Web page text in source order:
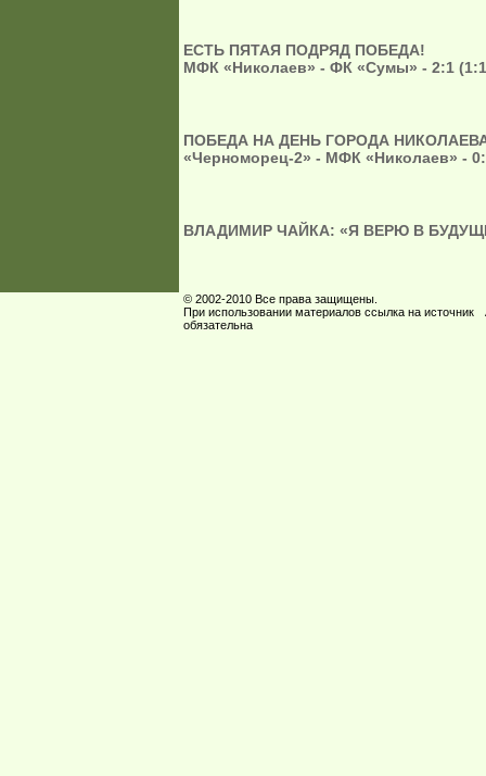
ЕСТЬ ПЯТАЯ ПОДРЯД ПОБЕДА!
МФК «Николаев» - ФК «Сумы» - 2:1 (1:1
ПОБЕДА НА ДЕНЬ ГОРОДА
«Черноморец-2» - МФК «Николаев» -
ВЛАДИМИР ЧАЙКА: «Я ВЕРЮ В
© 2002-2010 Все права защищены.
При использовании материалов ссылка на источник
обязательна